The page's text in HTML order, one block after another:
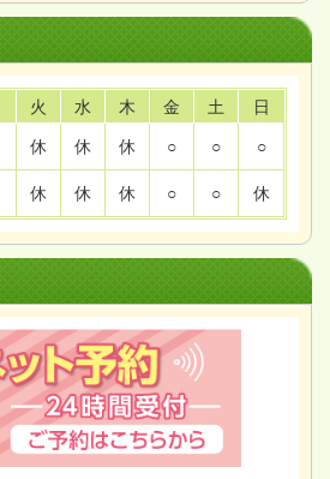
火 水 木 金 土 日
休 休 休 ○ ○ ○
休 休 休 ○ ○ 休